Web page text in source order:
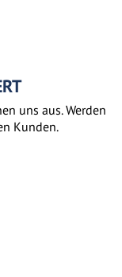
uns aus. Werden
Kunden.